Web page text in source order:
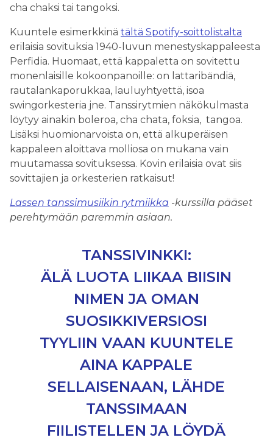
cha chaksi tai tangoksi.
Kuuntele esimerkkinä tältä Spotify-soittolistalta
erilaisia sovituksia 1940-luvun menestyskappaleesta
Perfidia. Huomaat, että kappaletta on sovitettu
monenlaisille kokoonpanoille: on lattaribändiä,
rautalankaporukkaa, lauluyhtyettä, isoa
swingorkesteria jne. Tanssirytmien näkökulmasta
löytyy ainakin boleroa, cha chata, foksia, tangoa.
Lisäksi huomionarvoista on, että alkuperäisen
kappaleen aloittava molliosa on mukana vain
muutamassa sovituksessa. Kovin erilaisia ovat siis
sovittajien ja orkesterien ratkaisut!
Lassen tanssimusiikin rytmiikka -kurssilla pääset
perehtymään paremmin asiaan.
TANSSIVINKKI:
ÄLÄ LUOTA LIIKAA BIISIN
NIMEN JA OMAN
SUOSIKKIVERSIOSI
TYYLIIN VAAN KUUNTELE
AINA KAPPALE
SELLAISENAAN, LÄHDE
TANSSIMAAN
FIILISTELLEN JA LÖYDÄ